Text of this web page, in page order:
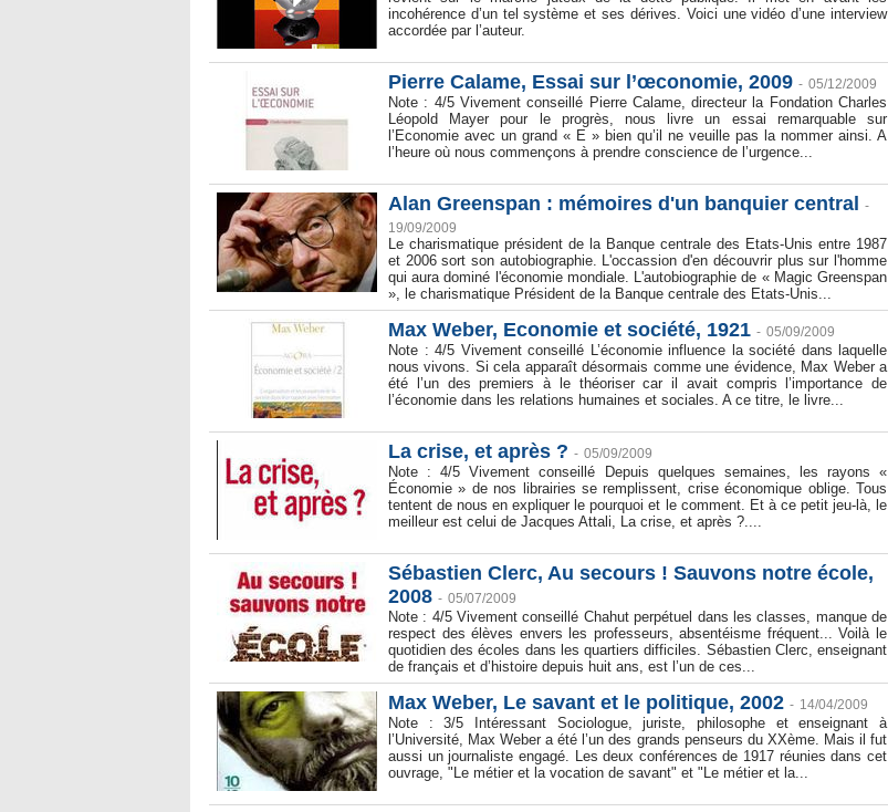
incohérence d’un tel système et ses dérives. Voici une vidéo d’une interview
accordée par l’auteur.
Pierre Calame, Essai sur l’œconomie, 2009 - 05/12/2009
Note : 4/5 Vivement conseillé Pierre Calame, directeur la Fondation Charles
Léopold Mayer pour le progrès, nous livre un essai remarquable sur
l’Economie avec un grand « E » bien qu’il ne veuille pas la nommer ainsi. A
l’heure où nous commençons à prendre conscience de l’urgence...
Alan Greenspan : mémoires d'un banquier central
-
19/09/2009
Le charismatique président de la Banque centrale des Etats-Unis entre 1987
et 2006 sort son autobiographie. L'occassion d'en découvrir plus sur l'homme
qui aura dominé l'économie mondiale. L'autobiographie de « Magic Greenspan
», le charismatique Président de la Banque centrale des Etats-Unis...
Max Weber, Economie et société, 1921 - 05/09/2009
Note : 4/5 Vivement conseillé L’économie influence la société dans laquelle
nous vivons. Si cela apparaît désormais comme une évidence, Max Weber a
été l’un des premiers à le théoriser car il avait compris l’importance de
l’économie dans les relations humaines et sociales. A ce titre, le livre...
La crise, et après ? - 05/09/2009
Note : 4/5 Vivement conseillé Depuis quelques semaines, les rayons «
Économie » de nos librairies se remplissent, crise économique oblige. Tous
tentent de nous en expliquer le pourquoi et le comment. Et à ce petit jeu-là, le
meilleur est celui de Jacques Attali, La crise, et après ?....
Sébastien Clerc, Au secours ! Sauvons notre école,
2008 - 05/07/2009
Note : 4/5 Vivement conseillé Chahut perpétuel dans les classes, manque de
respect des élèves envers les professeurs, absentéisme fréquent... Voilà le
quotidien des écoles dans les quartiers difficiles. Sébastien Clerc, enseignant
de français et d’histoire depuis huit ans, est l’un de ces...
Max Weber, Le savant et le politique, 2002 - 14/04/2009
Note : 3/5 Intéressant Sociologue, juriste, philosophe et enseignant à
l’Université, Max Weber a été l’un des grands penseurs du XXème. Mais il fut
aussi un journaliste engagé. Les deux conférences de 1917 réunies dans cet
ouvrage, "Le métier et la vocation de savant" et "Le métier et la...